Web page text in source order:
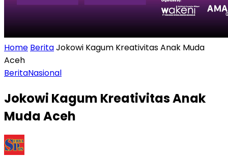
Home BeritaJokowi Kagum Kreativitas Anak Muda
Aceh
BeritaNasional
Jokowi Kagum Kreativitas Anak
Muda Aceh